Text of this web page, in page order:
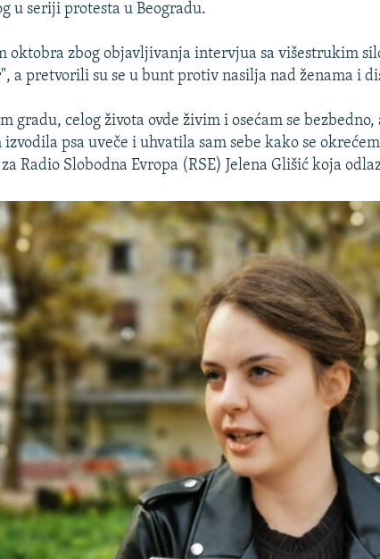
u seriji protesta u Beogradu.
oktobra zbog objavljivanja intervjua sa višestrukim
a pretvorili su se u bunt protiv nasilja nad ženama i
gradu, celog života ovde živim i osećam se
psa uveče i uhvatila sam sebe kako se
Radio Slobodna Evropa (RSE) Jelena Glišić koja